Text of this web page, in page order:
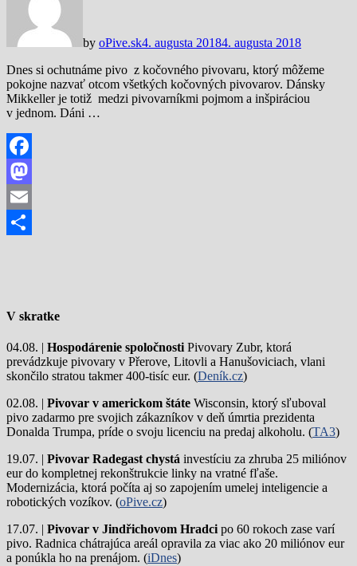
by oPive.sk4. augusta 20184. augusta 2018
Dnes si ochutnáme pivo z kočovného pivovaru, ktorý môžeme
pokojne nazvať otcom všetkých kočovných pivovarov. Dánsky
Mikkeller je totiž medzi pivovarníkmi pojmom a inšpiráciou
v jednom. Dáni …
Facebook
Mastodon
Email
V skratke
04.08. | Hospodárenie spoločnosti Pivovary Zubr, ktorá
prevádzkuje pivovary v Přerove, Litovli a Hanušoviciach, vlani
skončilo stratou takmer 400-tisíc eur. (Deník.cz)
02.08. | Pivovar v americkom štáte Wisconsin, ktorý sľuboval
pivo zadarmo pre svojich zákazníkov v deň úmrtia prezidenta
Donalda Trumpa, príde o svoju licenciu na predaj alkoholu. (TA3)
19.07. | Pivovar Radegast chystá investíciu za zhruba 25 miliónov
eur do kompletnej rekonštrukcie linky na vratné fľaše.
Modernizácia, ktorá počíta aj so zapojením umelej inteligencie a
robotických vozíkov. (oPive.cz)
17.07. | Pivovar v Jindřichovom Hradci po 60 rokoch zase varí
pivo. Radnica chátrajúca areál opravila za viac ako 20 miliónov eur
a ponúkla ho na prenájom. (iDnes)